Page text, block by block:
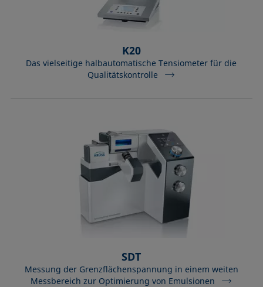
K20
Das vielseitige halbautomatische Tensiometer für die
Qualitätskontrolle
SDT
Messung der Grenzflächenspannung in einem weiten
Messbereich zur Optimierung von Emulsionen